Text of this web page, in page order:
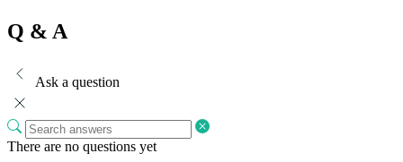
Q & A
Ask a question
There are no questions yet